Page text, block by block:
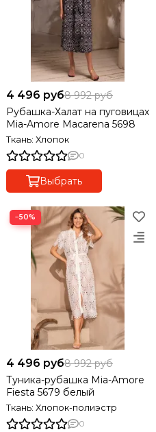
4 496 руб8 992 руб
Рубашка-Халат на пуговицах
Mia-Amore Macarena 5698
Ткань: Хлопок
0
Выбрать
−50%
4 496 руб8 992 руб
Туника-рубашка Mia-Amore
Fiesta 5679 белый
Ткань: Хлопок-полиэстр
0